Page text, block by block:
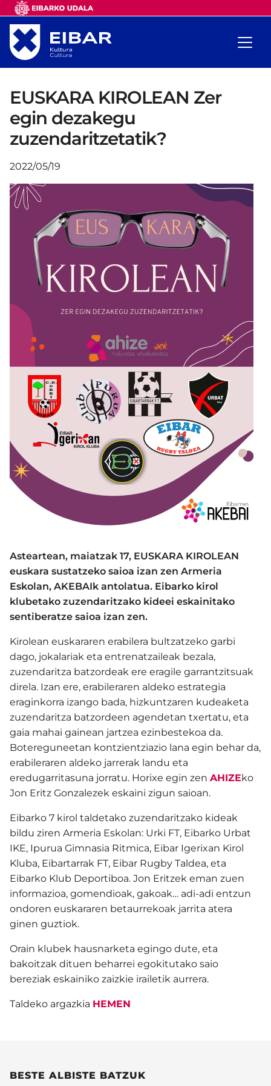
EUSKARA KIROLEAN Zer
egin dezakegu
zuzendaritzetatik?
2022/05/19
Asteartean, maiatzak 17, EUSKARA KIROLEAN
euskara sustatzeko saioa izan zen Armeria
Eskolan, AKEBAIk antolatua. Eibarko kirol
klubetako zuzendaritzako kideei eskainitako
sentiberatze saioa izan zen.
Kirolean euskararen erabilera bultzatzeko garbi
dago, jokalariak eta entrenatzaileak bezala,
zuzendaritza batzordeak ere eragile garrantzitsuak
direla. Izan ere, erabileraren aldeko estrategia
eraginkorra izango bada, hizkuntzaren kudeaketa
zuzendaritza batzordeen agendetan txertatu, eta
gaia mahai gainean jartzea ezinbestekoa da.
Botereguneetan kontzientziazio lana egin behar da,
erabileraren aldeko jarrerak landu eta
eredugarritasuna jorratu. Horixe egin zen AHIZEko
Jon Eritz Gonzalezek eskaini zigun saioan.
Eibarko 7 kirol taldetako zuzendaritzako kideak
bildu ziren Armeria Eskolan: Urki FT, Eibarko Urbat
IKE, Ipurua Gimnasia Ritmica, Eibar Igerixan Kirol
Kluba, Eibartarrak FT, Eibar Rugby Taldea, eta
Eibarko Klub Deportiboa. Jon Eritzek eman zuen
informazioa, gomendioak, gakoak… adi-adi entzun
ondoren euskararen betaurrekoak jarrita atera
ginen guztiok.
Orain klubek hausnarketa egingo dute, eta
bakoitzak dituen beharrei egokitutako saio
bereziak eskainiko zaizkie irailetik aurrera.
Taldeko argazkia HEMEN
BESTE ALBISTE BATZUK